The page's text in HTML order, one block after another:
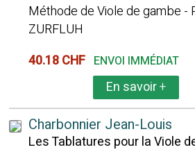
Méthode de Viole de gambe -
ZURFLUH
40.18 CHF ENVOI IMMÉDIAT
En savoir+
Charbonnier Jean-Louis
Les Tablatures pour la Viole